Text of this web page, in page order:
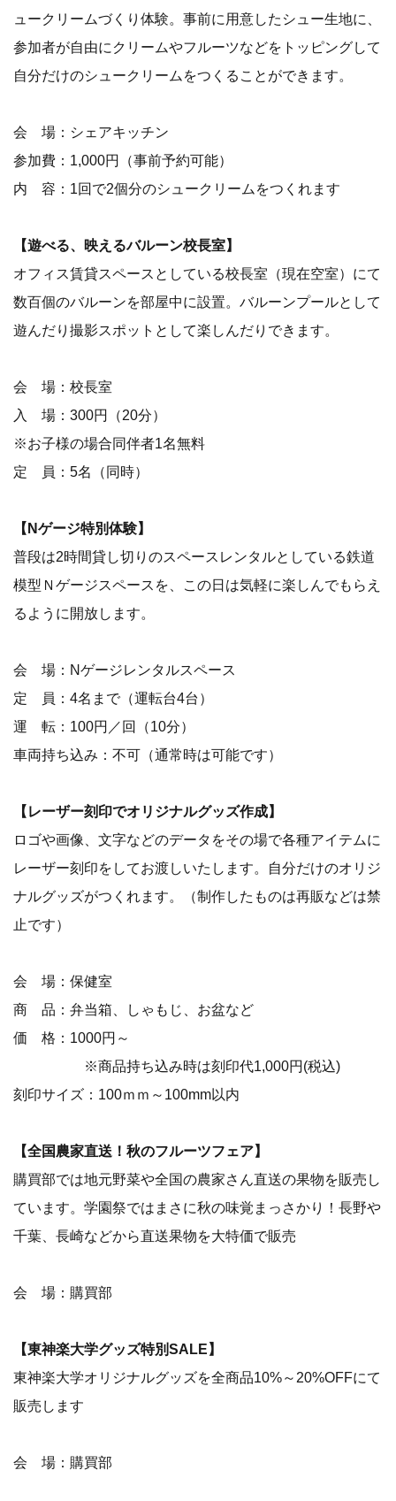
ュークリームづくり体験。事前に用意したシュー生地に、
参加者が自由にクリームやフルーツなどをトッピングして
自分だけのシュークリームをつくることができます。
会 場：シェアキッチン
参加費：1,000円（事前予約可能）
内 容：1回で2個分のシュークリームをつくれます
【遊べる、映えるバルーン校長室】
オフィス賃貸スペースとしている校長室（現在空室）にて
数百個のバルーンを部屋中に設置。バルーンプールとして
遊んだり撮影スポットとして楽しんだりできます。
会 場：校長室
入 場：300円（20分）
※お子様の場合同伴者1名無料
定 員：5名（同時）
【Nゲージ特別体験】
普段は2時間貸し切りのスペースレンタルとしている鉄道
模型Ｎゲージスペースを、この日は気軽に楽しんでもらえ
るように開放します。
会 場：Nゲージレンタルスペース
定 員：4名まで（運転台4台）
運 転：100円／回（10分）
車両持ち込み：不可（通常時は可能です）
【レーザー刻印でオリジナルグッズ作成】
ロゴや画像、文字などのデータをその場で各種アイテムに
レーザー刻印をしてお渡しいたします。自分だけのオリジ
ナルグッズがつくれます。（制作したものは再販などは禁
止です）
会 場：保健室
商 品：弁当箱、しゃもじ、お盆など
価 格：1000円～
※商品持ち込み時は刻印代1,000円(税込)
刻印サイズ：100ｍｍ～100mm以内
【全国農家直送！秋のフルーツフェア】
購買部では地元野菜や全国の農家さん直送の果物を販売し
ています。学園祭ではまさに秋の味覚まっさかり！長野や
千葉、長崎などから直送果物を大特価で販売
会 場：購買部
【東神楽大学グッズ特別SALE】
東神楽大学オリジナルグッズを全商品10%～20%OFFにて
販売します
会 場：購買部